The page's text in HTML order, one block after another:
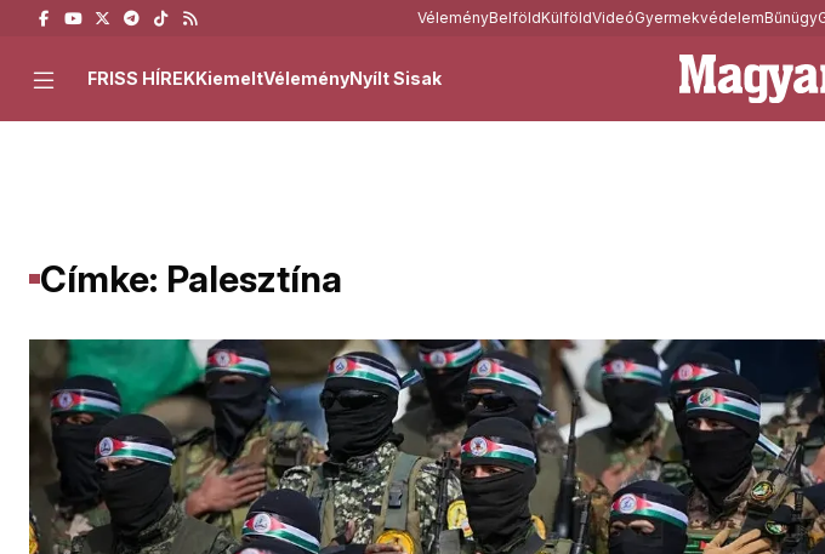
VéleményBelföldKülföldVideóGyermekvédelemBűnügy
FRISS HÍREKKiemeltVéleményNyílt Sisak
Címke: Palesztína